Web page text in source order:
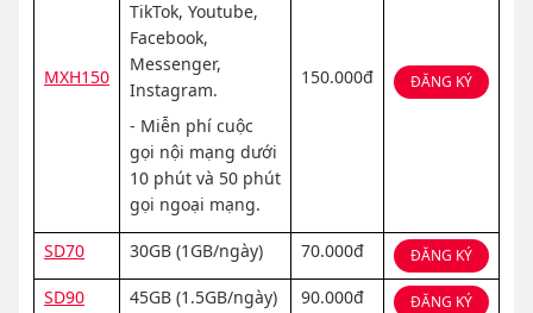
MXH150
TikTok, Youtube,
Facebook,
Messenger,
Instagram.
- Miễn phí cuộc
gọi nội mạng dưới
10 phút và 50 phút
gọi ngoại mạng.
150.000đ ĐĂNG KÝ
SD70 30GB (1GB/ngày) 70.000đ ĐĂNG KÝ
SD90 45GB (1.5GB/ngày) 90.000đ ĐĂNG KÝ